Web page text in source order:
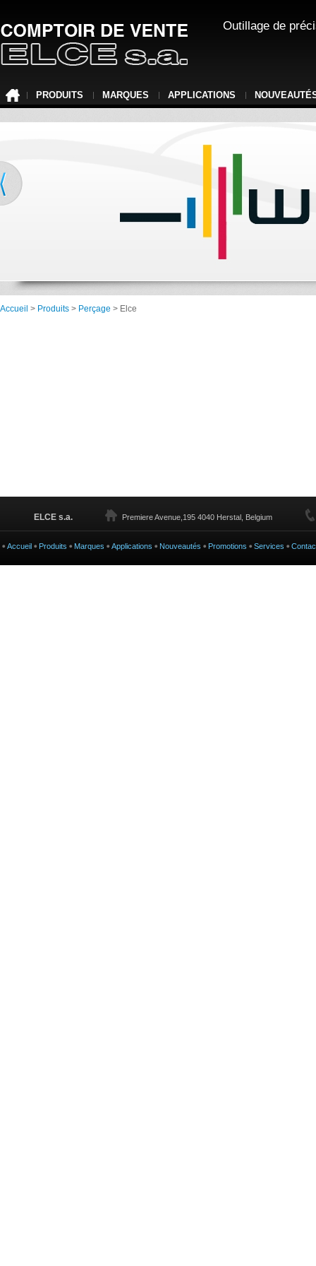
Outillage de
PRODUITS MARQUES APPLICATIONS
Accueil > Produits > Perçage > Elce
ELCE s.a. Premiere Avenue,195 4040 Herstal, Belgium
Accueil Produits Marques Applications Nouveautés Promotions Services